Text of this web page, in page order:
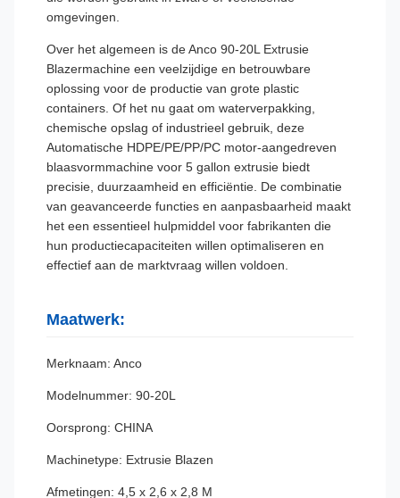
omgevingen.
Over het algemeen is de Anco 90-20L Extrusie
Blazermachine een veelzijdige en betrouwbare
oplossing voor de productie van grote plastic
containers. Of het nu gaat om waterverpakking,
chemische opslag of industrieel gebruik, deze
Automatische HDPE/PE/PP/PC motor-aangedreven
blaasvormmachine voor 5 gallon extrusie biedt
precisie, duurzaamheid en efficiëntie. De combinatie
van geavanceerde functies en aanpasbaarheid maakt
het een essentieel hulpmiddel voor fabrikanten die
hun productiecapaciteiten willen optimaliseren en
effectief aan de marktvraag willen voldoen.
Maatwerk:
Merknaam: Anco
Modelnummer: 90-20L
Oorsprong: CHINA
Machinetype: Extrusie Blazen
Afmetingen: 4,5 x 2,6 x 2,8 M